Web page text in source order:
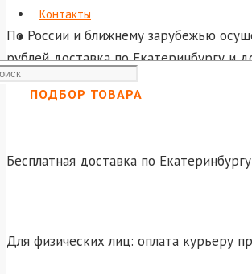
Контакты
По России и ближнему зарубежью
рублей доставка по Екатеринбургу и
ПОДБОР ТОВАРА
Бесплатная доставка по
Для физических лиц: оплата курьеру